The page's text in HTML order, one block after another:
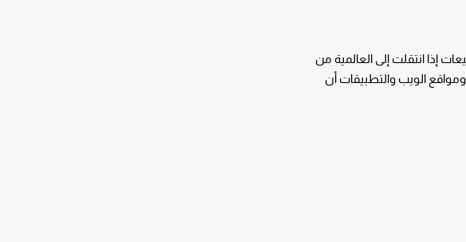
إذا انتقلت إلى العالمية من
ومواقع الويب والتطبيقات أن